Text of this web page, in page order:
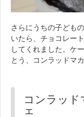
さらにうちの子ども
いたら、チョコレー
してくれました。ケ
とう、コンラッドマカ
コンラッド
ェ